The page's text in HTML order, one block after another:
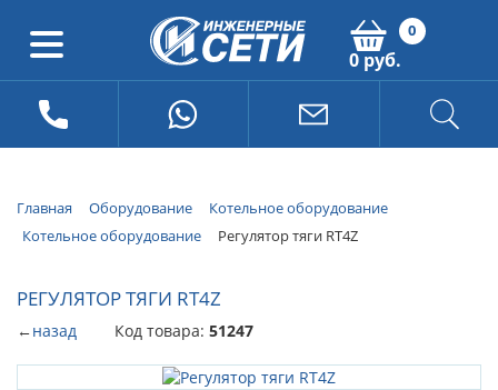
0
0 руб.
Главная Оборудование
Котельное оборудование
Котельное оборудование
Регулятор тяги RT4Z
РЕГУЛЯТОР ТЯГИ RT4Z
←назад Код товара: 51247